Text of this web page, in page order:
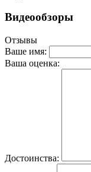
Видеообзоры
Отзывы
Ваше имя:
Ваша оценка:
Достоинства: